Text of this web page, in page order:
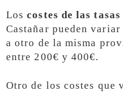
Loscostes de las
Castañar pueden
a otro de la misma
entre 200€ y 400€.
Otro de los costes que